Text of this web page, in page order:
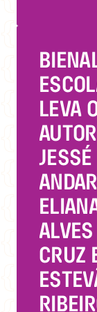
LEVA
JESSÉ
ALVES
CRUZ